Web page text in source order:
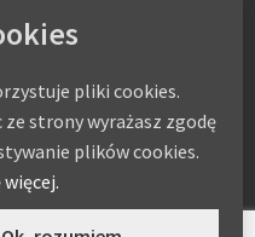
pliki cookies.
strony wyrażasz zgodę
plików cookies.